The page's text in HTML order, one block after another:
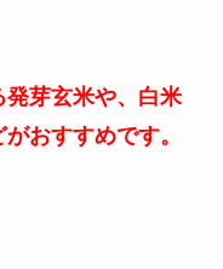
芽玄米や、白米
おすすめです。